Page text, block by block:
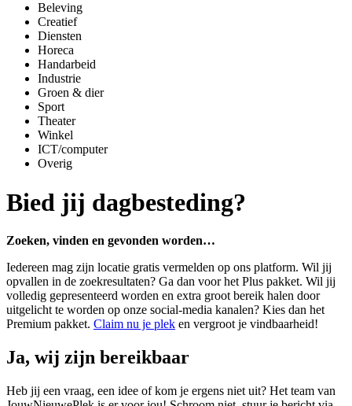
Beleving
Creatief
Diensten
Horeca
Handarbeid
Industrie
Groen & dier
Sport
Theater
Winkel
ICT/computer
Overig
Bied jij dagbesteding?
Zoeken, vinden en gevonden worden…
Iedereen mag zijn locatie gratis vermelden op ons platform. Wil jij
opvallen in de zoekresultaten? Ga dan voor het Plus pakket. Wil jij
volledig gepresenteerd worden en extra groot bereik halen door
uitgelicht te worden op onze social-media kanalen? Kies dan het
Premium pakket. Claim nu je plek en vergroot je vindbaarheid!
Ja, wij zijn bereikbaar
Heb jij een vraag, een idee of kom je ergens niet uit? Het team van